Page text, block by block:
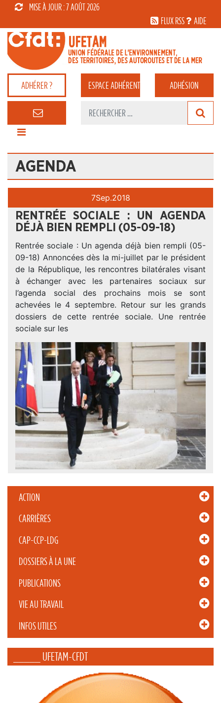
MISE À JOUR : 7 AOÛT 2026
FLUX RSS
AIDE
ADHÉRER ? ESPACEADHÉRENT ADHÉSION
AGENDA
ACTION
CARRIÈRES
CAP-CCP-LDG
DOSSIERS À LA UNE
PUBLICATIONS
VIE AU TRAVAIL
INFOS UTILES
_____ UFETAM-CFDT
7Sep.2018
RENTRÉE SOCIALE : UN AGENDA
DÉJÀ BIEN REMPLI (05-09-18)
Rentrée sociale : Un agenda déjà bien rempli (05-
09-18) Annoncées dès la mi-juillet par le président
de la République, les rencontres bilatérales visant
à échanger avec les partenaires sociaux sur
l’agenda social des prochains mois se sont
achevées le 4 septembre. Retour sur les grands
dossiers de cette rentrée sociale. Une rentrée
sociale sur les